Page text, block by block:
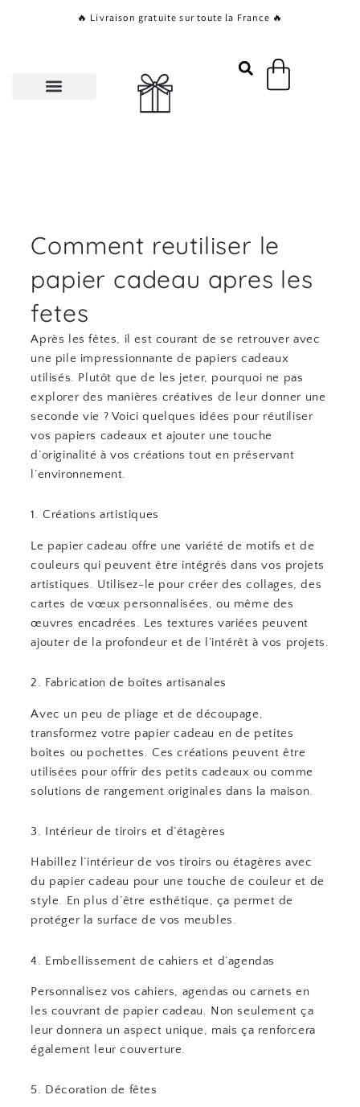
🔥 Livraison gratuite sur toute la France 🔥
Panier
Comment reutiliser le
papier cadeau apres les
fetes
Après les fêtes, il est courant de se retrouver avec
une pile impressionnante de papiers cadeaux
utilisés. Plutôt que de les jeter, pourquoi ne pas
explorer des manières créatives de leur donner une
seconde vie ? Voici quelques idées pour réutiliser
vos papiers cadeaux et ajouter une touche
d’originalité à vos créations tout en préservant
l’environnement.
1. Créations artistiques
Le papier cadeau offre une variété de motifs et de
couleurs qui peuvent être intégrés dans vos projets
artistiques. Utilisez-le pour créer des collages, des
cartes de vœux personnalisées, ou même des
œuvres encadrées. Les textures variées peuvent
ajouter de la profondeur et de l’intérêt à vos projets.
2. Fabrication de boîtes artisanales
Avec un peu de pliage et de découpage,
transformez votre papier cadeau en de petites
boîtes ou pochettes. Ces créations peuvent être
utilisées pour offrir des petits cadeaux ou comme
solutions de rangement originales dans la maison.
3. Intérieur de tiroirs et d’étagères
Habillez l’intérieur de vos tiroirs ou étagères avec
du papier cadeau pour une touche de couleur et de
style. En plus d’être esthétique, ça permet de
protéger la surface de vos meubles.
4. Embellissement de cahiers et d’agendas
Personnalisez vos cahiers, agendas ou carnets en
les couvrant de papier cadeau. Non seulement ça
leur donnera un aspect unique, mais ça renforcera
également leur couverture.
5. Décoration de fêtes